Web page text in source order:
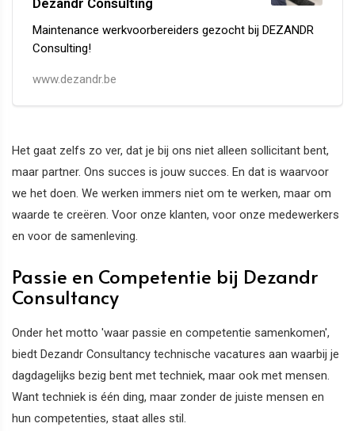
Dezandr Consulting
Maintenance werkvoorbereiders gezocht bij DEZANDR
Consulting!
www.dezandr.be
Het gaat zelfs zo ver, dat je bij ons niet alleen sollicitant bent,
maar partner. Ons succes is jouw succes. En dat is waarvoor
we het doen. We werken immers niet om te werken, maar om
waarde te creëren. Voor onze klanten, voor onze medewerkers
en voor de samenleving.
Passie en Competentie bij Dezandr
Consultancy
Onder het motto 'waar passie en competentie samenkomen',
biedt Dezandr Consultancy technische vacatures aan waarbij je
dagdagelijks bezig bent met techniek, maar ook met mensen.
Want techniek is één ding, maar zonder de juiste mensen en
hun competenties, staat alles stil.